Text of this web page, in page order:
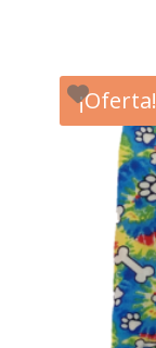
¡Oferta!